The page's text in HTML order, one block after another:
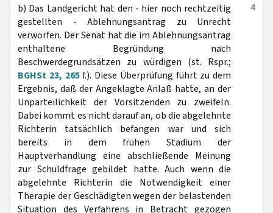
4
b) Das Landgericht hat den - hier noch rechtzeitig
gestellten - Ablehnungsantrag zu Unrecht
verworfen. Der Senat hat die im Ablehnungsantrag
enthaltene Begründung nach
Beschwerdegrundsätzen zu würdigen (st. Rspr.;
BGHSt 23, 265f.). Diese Überprüfung führt zu dem
Ergebnis, daß der Angeklagte Anlaß hatte, an der
Unparteilichkeit der Vorsitzenden zu zweifeln.
Dabei kommt es nicht darauf an, ob die abgelehnte
Richterin tatsächlich befangen war und sich
bereits in dem frühen Stadium der
Hauptverhandlung eine abschließende Meinung
zur Schuldfrage gebildet hatte. Auch wenn die
abgelehnte Richterin die Notwendigkeit einer
Therapie der Geschädigten wegen der belastenden
Situation des Verfahrens in Betracht gezogen